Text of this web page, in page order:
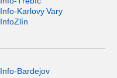
Info-Karlovy Vary
InfoZlín
Info-Bardejov